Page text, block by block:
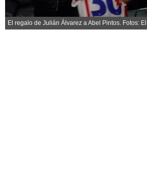
Salud
Es viral
El regalo de Julián Álvarez a Abel Pintos. Fotos: